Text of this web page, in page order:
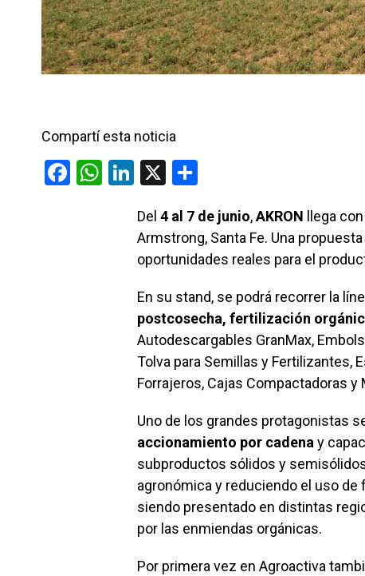
Compartí esta noticia
F
W Li
ke
dI
n
X
m
p
ar
tir
Del 4 al 7 de junio,AKRON llega
Armstrong, Santa Fe. Una
oportunidades reales para el
En su stand, se podrá recorrer la
postcosecha, fertilización
Autodescargables GranMax,
Tolva para Semillas y Fertilizantes,
Forrajeros, Cajas Compactadoras y
Uno de los grandes protagonistas
accionamiento por cadenay
subproductos sólidos y
agronómica y reduciendo el uso
siendo presentado en distintas
por las enmiendas orgánicas.
Por primera vez en Agroactiva